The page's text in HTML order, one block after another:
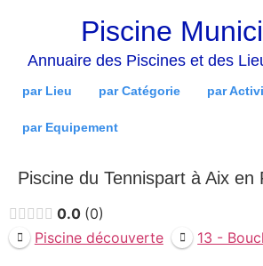
Piscine
Annuaire des Piscines et des
par Lieu par Catégorie par
par Equipement
Piscine du Tennispart à Aix en
0.0 0
Piscine découverte
13 -